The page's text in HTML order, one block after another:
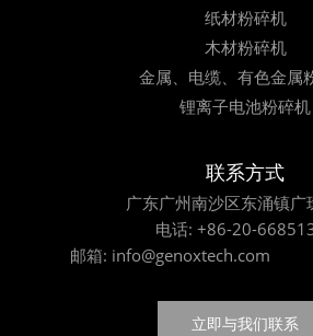
纸材粉碎机
木材粉碎机
金属、电缆、有色金属
锂离子电池粉碎机
联系方式
广东广州南沙区东涌镇广
电话: +86-20-
邮箱: info@genoxtech.com
立即与我们联系